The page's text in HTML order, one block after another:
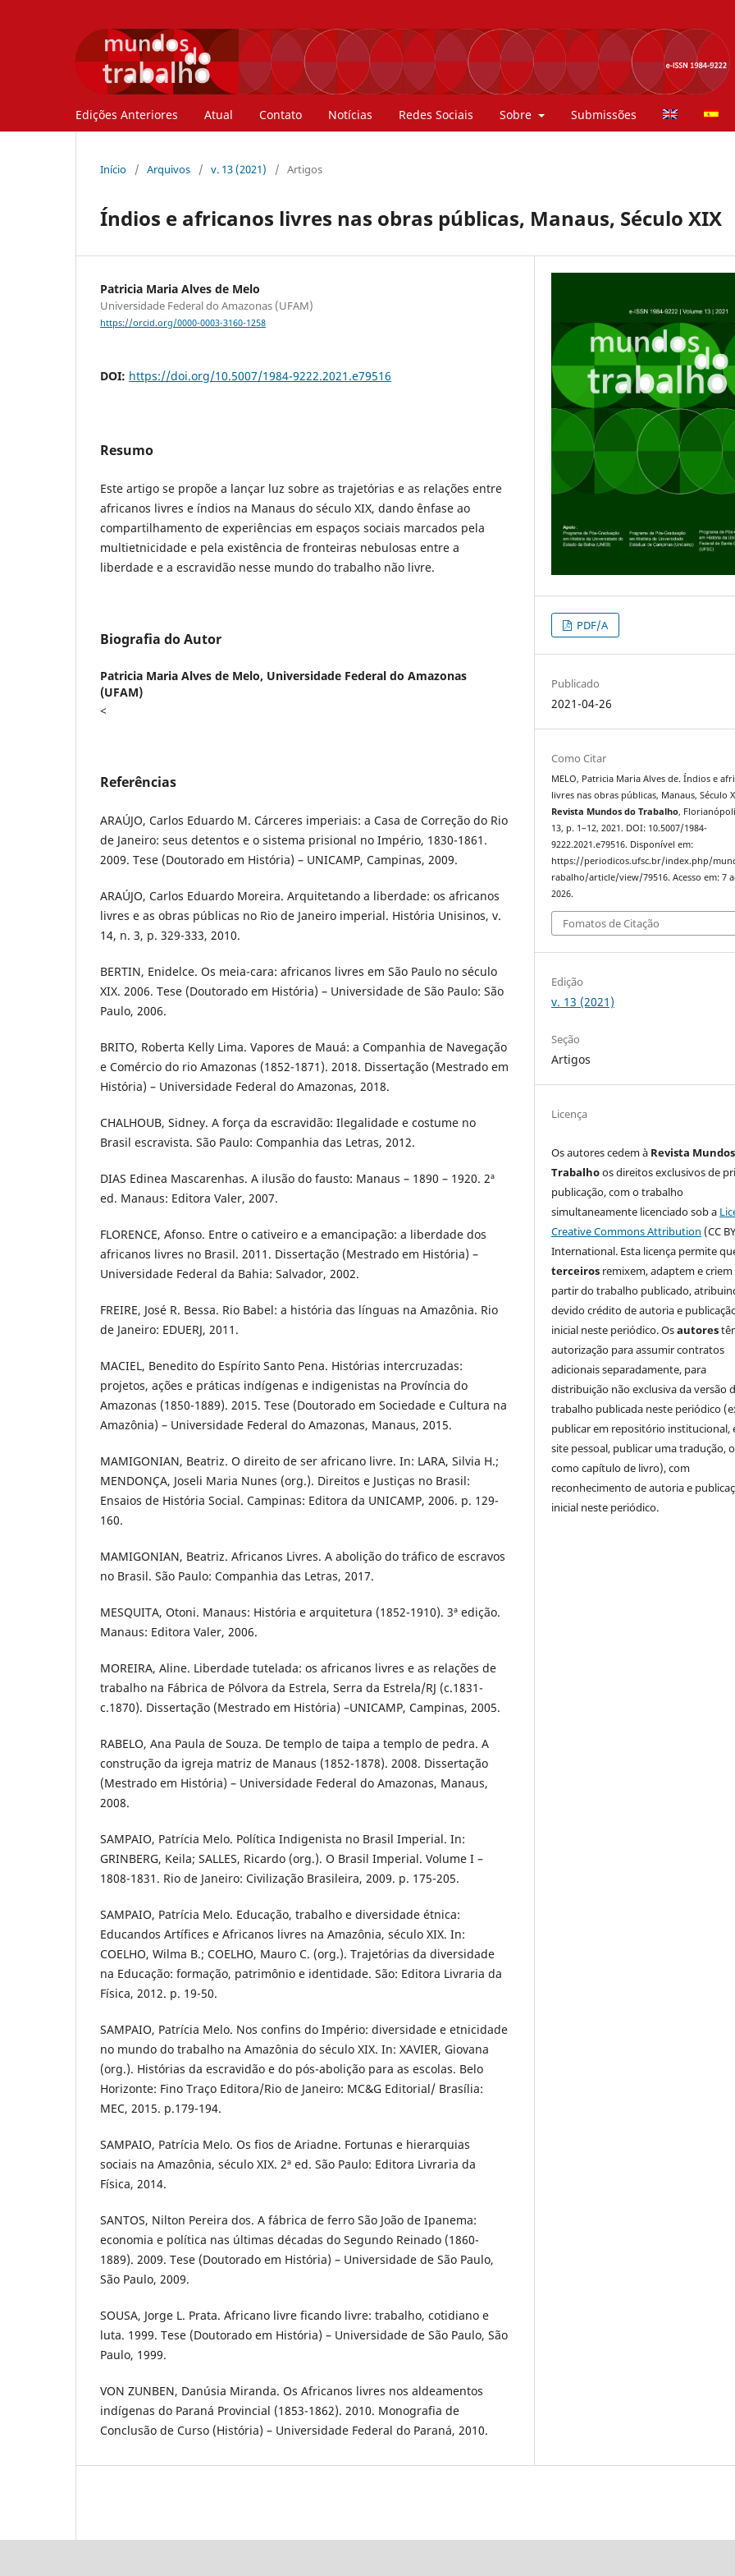
Edições Anteriores Atual Contato Notícias Redes Sociais Sobre Submissões
Início / Arquivos / v. 13 (2021) / Artigos
Índios e africanos livres nas obras públicas, Manaus, Século XIX
Patricia Maria Alves de Melo
Universidade Federal do Amazonas (UFAM)
https://orcid.org/0000-0003-3160-1258
DOI: https://doi.org/10.5007/1984-9222.2021.e79516
Resumo
Este artigo se propõe a lançar luz sobre as trajetórias e as relações entre
africanos livres e índios na Manaus do século XIX, dando ênfase ao
compartilhamento de experiências em espaços sociais marcados pela
multietnicidade e pela existência de fronteiras nebulosas entre a
liberdade e a escravidão nesse mundo do trabalho não livre.
Biografia do Autor
Patricia Maria Alves de Melo, Universidade Federal do Amazonas
(UFAM)
<
Referências
ARAÚJO, Carlos Eduardo M. Cárceres imperiais: a Casa de Correção do Rio
de Janeiro: seus detentos e o sistema prisional no Império, 1830-1861.
2009. Tese (Doutorado em História) – UNICAMP, Campinas, 2009.
ARAÚJO, Carlos Eduardo Moreira. Arquitetando a liberdade: os africanos
livres e as obras públicas no Rio de Janeiro imperial. História Unisinos, v.
14, n. 3, p. 329-333, 2010.
BERTIN, Enidelce. Os meia-cara: africanos livres em São Paulo no século
XIX. 2006. Tese (Doutorado em História) – Universidade de São Paulo: São
Paulo, 2006.
BRITO, Roberta Kelly Lima. Vapores de Mauá: a Companhia de Navegação
e Comércio do rio Amazonas (1852-1871). 2018. Dissertação (Mestrado em
História) – Universidade Federal do Amazonas, 2018.
CHALHOUB, Sidney. A força da escravidão: Ilegalidade e costume no
Brasil escravista. São Paulo: Companhia das Letras, 2012.
DIAS Edinea Mascarenhas. A ilusão do fausto: Manaus – 1890 – 1920. 2ª
ed. Manaus: Editora Valer, 2007.
FLORENCE, Afonso. Entre o cativeiro e a emancipação: a liberdade dos
africanos livres no Brasil. 2011. Dissertação (Mestrado em História) –
Universidade Federal da Bahia: Salvador, 2002.
FREIRE, José R. Bessa. Rio Babel: a história das línguas na Amazônia. Rio
de Janeiro: EDUERJ, 2011.
MACIEL, Benedito do Espírito Santo Pena. Histórias intercruzadas:
projetos, ações e práticas indígenas e indigenistas na Província do
Amazonas (1850-1889). 2015. Tese (Doutorado em Sociedade e Cultura na
Amazônia) – Universidade Federal do Amazonas, Manaus, 2015.
MAMIGONIAN, Beatriz. O direito de ser africano livre. In: LARA, Silvia H.;
MENDONÇA, Joseli Maria Nunes (org.). Direitos e Justiças no Brasil:
Ensaios de História Social. Campinas: Editora da UNICAMP, 2006. p. 129-
160.
MAMIGONIAN, Beatriz. Africanos Livres. A abolição do tráfico de escravos
no Brasil. São Paulo: Companhia das Letras, 2017.
MESQUITA, Otoni. Manaus: História e arquitetura (1852-1910). 3ª edição.
Manaus: Editora Valer, 2006.
MOREIRA, Aline. Liberdade tutelada: os africanos livres e as relações de
trabalho na Fábrica de Pólvora da Estrela, Serra da Estrela/RJ (c.1831-
c.1870). Dissertação (Mestrado em História) –UNICAMP, Campinas, 2005.
RABELO, Ana Paula de Souza. De templo de taipa a templo de pedra. A
construção da igreja matriz de Manaus (1852-1878). 2008. Dissertação
(Mestrado em História) – Universidade Federal do Amazonas, Manaus,
2008.
SAMPAIO, Patrícia Melo. Política Indigenista no Brasil Imperial. In:
GRINBERG, Keila; SALLES, Ricardo (org.). O Brasil Imperial. Volume I –
1808-1831. Rio de Janeiro: Civilização Brasileira, 2009. p. 175-205.
SAMPAIO, Patrícia Melo. Educação, trabalho e diversidade étnica:
Educandos Artífices e Africanos livres na Amazônia, século XIX. In:
COELHO, Wilma B.; COELHO, Mauro C. (org.). Trajetórias da diversidade
na Educação: formação, patrimônio e identidade. São: Editora Livraria da
Física, 2012. p. 19-50.
SAMPAIO, Patrícia Melo. Nos confins do Império: diversidade e etnicidade
no mundo do trabalho na Amazônia do século XIX. In: XAVIER, Giovana
(org.). Histórias da escravidão e do pós-abolição para as escolas. Belo
Horizonte: Fino Traço Editora/Rio de Janeiro: MC&G Editorial/ Brasília:
MEC, 2015. p.179-194.
SAMPAIO, Patrícia Melo. Os fios de Ariadne. Fortunas e hierarquias
sociais na Amazônia, século XIX. 2ª ed. São Paulo: Editora Livraria da
Física, 2014.
SANTOS, Nilton Pereira dos. A fábrica de ferro São João de Ipanema:
economia e política nas últimas décadas do Segundo Reinado (1860-
1889). 2009. Tese (Doutorado em História) – Universidade de São Paulo,
São Paulo, 2009.
SOUSA, Jorge L. Prata. Africano livre ficando livre: trabalho, cotidiano e
luta. 1999. Tese (Doutorado em História) – Universidade de São Paulo, São
Paulo, 1999.
VON ZUNBEN, Danúsia Miranda. Os Africanos livres nos aldeamentos
indígenas do Paraná Provincial (1853-1862). 2010. Monografia de
Conclusão de Curso (História) – Universidade Federal do Paraná, 2010.
PDF/A
Publicado
2021-04-26
Como Citar
MELO, Patricia Maria Alves de. Índios e
livres nas obras públicas, Manaus, Século
Revista Mundos do Trabalho,
13, p. 1–12, 2021. DOI: 10.5007/1984-
9222.2021.e79516. Disponível em:
https://periodicos.ufsc.br/index.php/
rabalho/article/view/79516. Acesso em: 7
2026.
Fomatos de Citação
Edição
v. 13 (2021)
Seção
Artigos
Licença
Os autores cedem à Revista
Trabalhoos direitos exclusivos de
publicação, com o trabalho
simultaneamente licenciado sob a
Creative Commons Attribution (CC
International. Esta licença permite
terceiros remixem, adaptem e criem
partir do trabalho publicado,
devido crédito de autoria e
inicial neste periódico. Osautores
autorização para assumir contratos
adicionais separadamente, para
distribuição não exclusiva da versão
trabalho publicada neste periódico
publicar em repositório institucional,
site pessoal, publicar uma tradução,
como capítulo de livro), com
reconhecimento de autoria e
inicial neste periódico.